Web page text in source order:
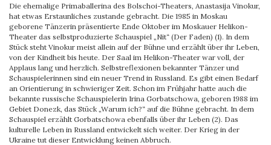
Die ehemalige Primaballerina des Bolschoi-Theaters, Anastasija Vinokur,
hat etwas Erstaunliches zustande gebracht. Die 1985 in Moskau
geborene Tänzerin präsentierte Ende Oktober im Moskauer Helikon-
Theater das selbstproduzierte Schauspiel „Nit“ (Der Faden) (1). In dem
Stück steht Vinokur meist allein auf der Bühne und erzählt über ihr Leben,
von der Kindheit bis heute. Der Saal im Helikon-Theater war voll, der
Applaus lang und herzlich. Selbstreflexionen bekannter Tänzer und
Schauspielerinnen sind ein neuer Trend in Russland. Es gibt einen Bedarf
an Orientierung in schwieriger Zeit. Schon im Frühjahr hatte auch die
bekannte russische Schauspielerin Irina Gorbatschowa, geboren 1988 im
Gebiet Donezk, das Stück „Warum ich?“ auf die Bühne gebracht. In dem
Schauspiel erzählt Gorbatschowa ebenfalls über ihr Leben (2). Das
kulturelle Leben in Russland entwickelt sich weiter. Der Krieg in der
Ukraine tut dieser Entwicklung keinen Abbruch.